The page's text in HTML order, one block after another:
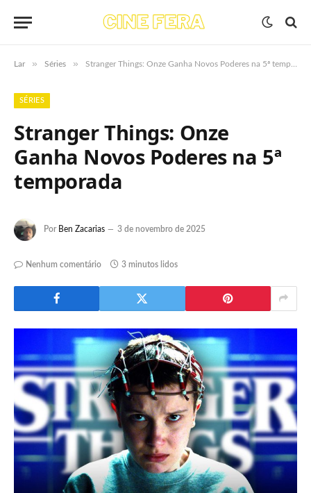
Lar » Séries » Stranger Things: Onze Ganha Novos Poderes na 5ª temporada
SÉRIES
Stranger Things: Onze
Ganha Novos Poderes na 5ª
temporada
Por Ben Zacarias 3 de novembro de 2025
Nenhum comentário 3 minutos lidos